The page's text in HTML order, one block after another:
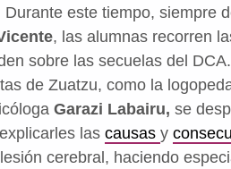
este tiempo, siempre
, las alumnas recorren
sobre las secuelas del DCA.
de Zuatzu, como la
Garazi Labairu, se
las causas y
cerebral, haciendo